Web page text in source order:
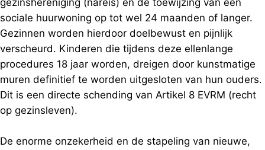
gezinshereniging (nareis) en de toewijzing van een
sociale huurwoning op tot wel 24 maanden of langer.
Gezinnen worden hierdoor doelbewust en pijnlijk
verscheurd. Kinderen die tijdens deze ellenlange
procedures 18 jaar worden, dreigen door kunstmatige
muren definitief te worden uitgesloten van hun ouders.
Dit is een directe schending van Artikel 8 EVRM (recht
op gezinsleven).
De enorme onzekerheid en de stapeling van nieuwe,